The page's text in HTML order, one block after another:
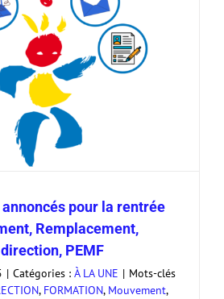
pour la rentrée
Remplacement,
PEMF
| Catégories : À LA UNE | Mots-clés
, FORMATION, Mouvement,